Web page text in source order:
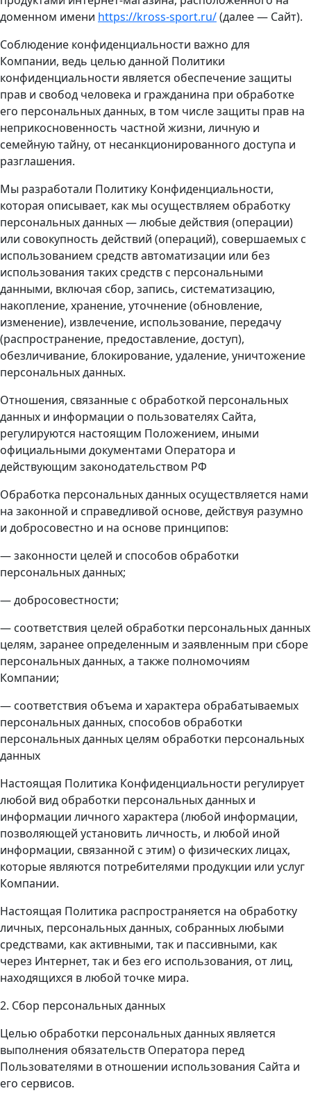
доменном имени https://kross-sport.ru/(далее — Сайт).
Соблюдение конфиденциальности важно для
Компании, ведь целью данной Политики
конфиденциальности является обеспечение защиты
прав и свобод человека и гражданина при обработке
его персональных данных, в том числе защиты прав на
неприкосновенность частной жизни, личную и
семейную тайну, от несанкционированного доступа и
разглашения.
Мы разработали Политику Конфиденциальности,
которая описывает, как мы осуществляем обработку
персональных данных — любые действия (операции)
или совокупность действий (операций), совершаемых с
использованием средств автоматизации или без
использования таких средств с персональными
данными, включая сбор, запись, систематизацию,
накопление, хранение, уточнение (обновление,
изменение), извлечение, использование, передачу
(распространение, предоставление, доступ),
обезличивание, блокирование, удаление, уничтожение
персональных данных.
Отношения, связанные с обработкой персональных
данных и информации о пользователях Сайта,
регулируются настоящим Положением, иными
официальными документами Оператора и
действующим законодательством РФ
Обработка персональных данных осуществляется нами
на законной и справедливой основе, действуя разумно
и добросовестно и на основе принципов:
— законности целей и способов обработки
персональных данных;
— добросовестности;
— соответствия целей обработки персональных данных
целям, заранее определенным и заявленным при сборе
персональных данных, а также полномочиям
Компании;
— соответствия объема и характера обрабатываемых
персональных данных, способов обработки
персональных данных целям обработки персональных
данных
Настоящая Политика Конфиденциальности регулирует
любой вид обработки персональных данных и
информации личного характера (любой информации,
позволяющей установить личность, и любой иной
информации, связанной с этим) о физических лицах,
которые являются потребителями продукции или услуг
Компании.
Настоящая Политика распространяется на обработку
личных, персональных данных, собранных любыми
средствами, как активными, так и пассивными, как
через Интернет, так и без его использования, от лиц,
находящихся в любой точке мира.
2. Сбор персональных данных
Целью обработки персональных данных является
выполнения обязательств Оператора перед
Пользователями в отношении использования Сайта и
его сервисов.